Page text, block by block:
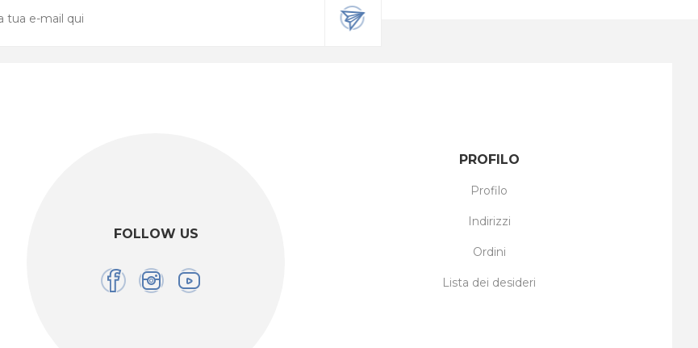
FOLLOW US
PROFILO
Profilo
Indirizzi
Ordini
Lista dei desideri